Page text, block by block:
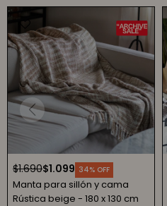
$1.099
$1.690 34
Manta para sillón y cama
Rústica beige - 180 x 130 cm